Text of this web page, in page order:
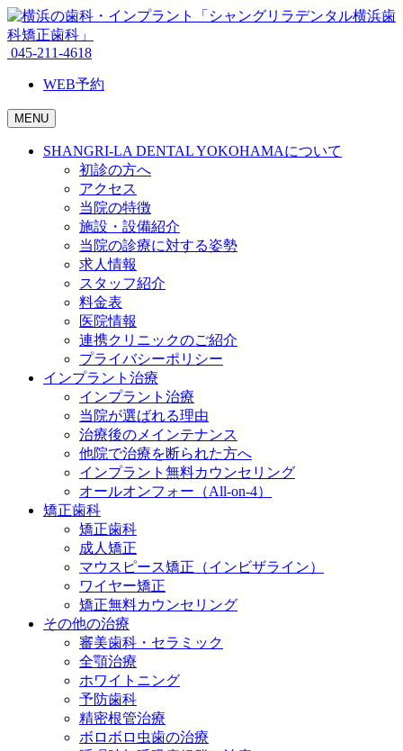
045-211-4618
WEB予約
MENU
SHANGRI-LA DENTAL YOKOHAMAについて
初診の方へ
アクセス
当院の特徴
施設・設備紹介
当院の診療に対する姿勢
求人情報
スタッフ紹介
料金表
医院情報
連携クリニックのご紹介
プライバシーポリシー
インプラント治療
インプラント治療
当院が選ばれる理由
治療後のメインテナンス
他院で治療を断られた方へ
インプラント無料カウンセリング
オールオンフォー（All-on-4）
矯正歯科
矯正歯科
成人矯正
マウスピース矯正（インビザライン）
ワイヤー矯正
矯正無料カウンセリング
その他の治療
審美歯科・セラミック
全顎治療
ホワイトニング
予防歯科
精密根管治療
ボロボロ虫歯の治療